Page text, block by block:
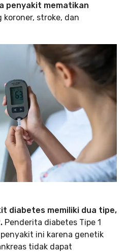
penyakit mematikan
stroke, dan
diabetes memiliki dua tipe,
Penderita diabetes Tipe 1
ini karena genetik
tidak dapat